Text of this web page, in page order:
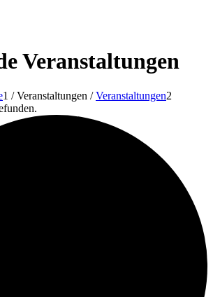
Veranstaltungen
1 / Veranstaltungen / Veranstaltungen2